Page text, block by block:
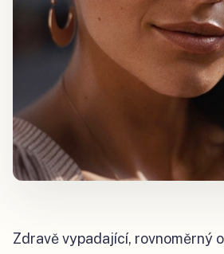
Zdravě vypadající, rovnoměrný